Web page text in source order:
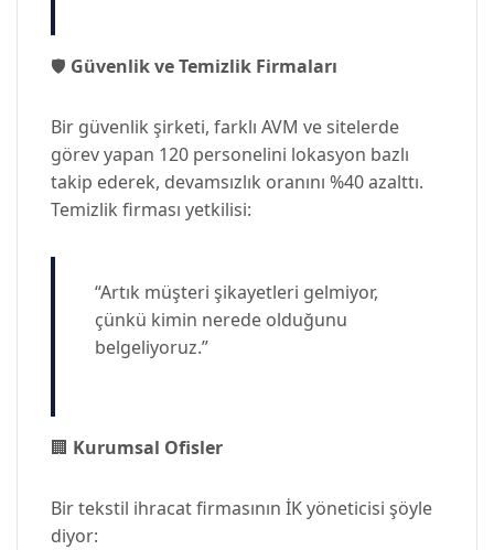
🛡️ Güvenlik ve Temizlik Firmaları
Bir güvenlik şirketi, farklı AVM ve sitelerde
görev yapan 120 personelini lokasyon bazlı
takip ederek, devamsızlık oranını %40 azalttı.
Temizlik firması yetkilisi:
“Artık müşteri şikayetleri gelmiyor,
çünkü kimin nerede olduğunu
belgeliyoruz.”
🏢 Kurumsal Ofisler
Bir tekstil ihracat firmasının İK yöneticisi şöyle
diyor: